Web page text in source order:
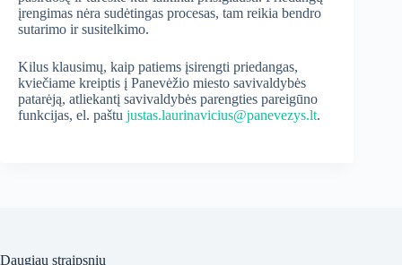
įrengimas nėra sudėtingas procesas, tam reikia bendro
sutarimo ir susitelkimo.
Kilus klausimų, kaip patiems įsirengti priedangas,
kviečiame kreiptis į Panevėžio miesto savivaldybės
patarėją, atliekantį savivaldybės parengties pareigūno
funkcijas, el. paštu justas.laurinavicius@panevezys.lt.
Daugiau straipsnių